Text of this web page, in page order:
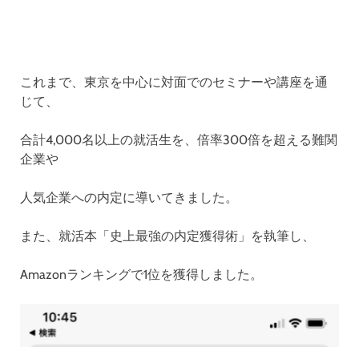
これまで、東京を中心に対面でのセミナーや講座を通
じて、
合計4,000名以上の就活生を、倍率300倍を超える難関
企業や
人気企業への内定に導いてきました。
また、就活本「史上最強の内定獲得術」を執筆し、
Amazonランキングで1位を獲得しました。